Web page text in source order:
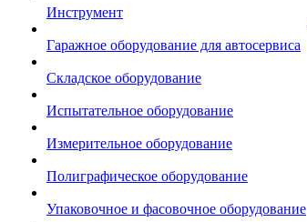
Инструмент
Гаражное оборудование для автосервиса
Складское оборудование
Испытательное оборудование
Измерительное оборудование
Полиграфическое оборудование
Упаковочное и фасовочное оборудование